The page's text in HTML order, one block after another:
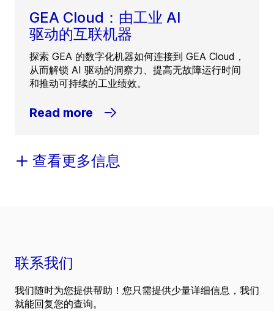
GEA Cloud：由工业 AI
驱动的互联机器
探索 GEA 的数字化机器如何连接到 GEA Cloud，
从而解锁 AI 驱动的洞察力、提高无故障运行时间
和推动可持续的工业绩效。
Read more
查看更多信息
联系我们
我们随时为您提供帮助！您只需提供少量详细信息，我们
就能回复您的查询。